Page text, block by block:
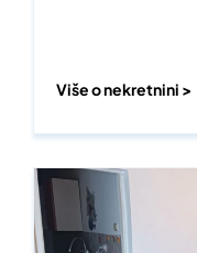
Više o nekretnini >